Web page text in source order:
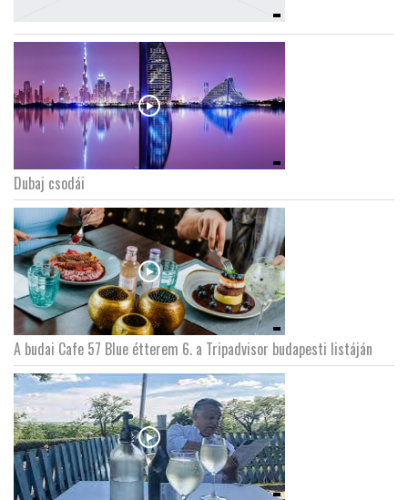
Dubaj csodái
A budai Cafe 57 Blue étterem 6. a Tripadvisor budapesti listáján